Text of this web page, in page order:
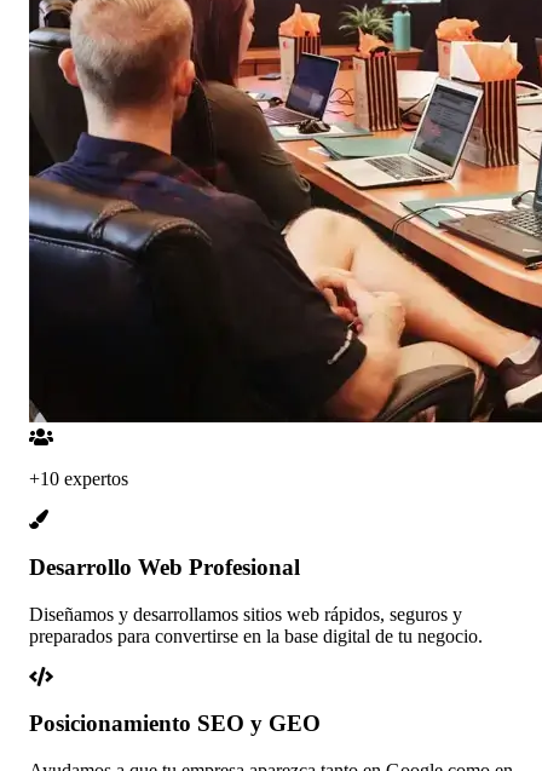
+10 expertos
Desarrollo Web Profesional
Diseñamos y desarrollamos sitios web rápidos, seguros y
preparados para convertirse en la base digital de tu negocio.
Posicionamiento SEO y GEO